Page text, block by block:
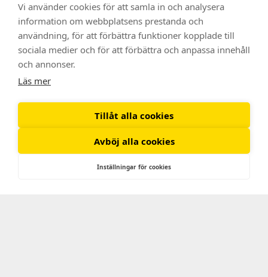
Vi använder cookies för att samla in och analysera
information om webbplatsens prestanda och
användning, för att förbättra funktioner kopplade till
sociala medier och för att förbättra och anpassa innehåll
och annonser.
Läs mer
Tillåt alla cookies
Avböj alla cookies
Inställningar för cookies
StjärnaFyrkant Sverige AB
Adress: Djäknegatan 16, 211 35 Malmö
Telefon:010 – 40 50 660
info@stjarnafyrkant.se